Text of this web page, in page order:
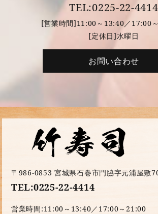
TEL:0225-22-4414
[営業時間]11:00～13:40／17:00
[定休日]水曜日
お問い合わせ
〒986-0853 宮城県石巻市門脇字元浦屋敷
TEL:0225-22-4414
営業時間:11:00～13:40／17:00～21:00